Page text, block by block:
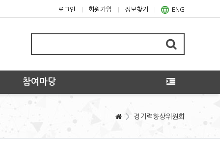
로그인 회원가입 정보찾기 ENG
참여마당
> 경기력향상위원회